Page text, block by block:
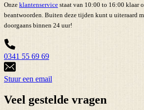
Onze klantenservice staat van 10:00 to 16:00 klaar
beantwoorden. Buiten deze tijden kunt u uiteraard
doorgaans binnen 24 uur!
0341 55 69 69
Stuur een email
Veel gestelde vragen